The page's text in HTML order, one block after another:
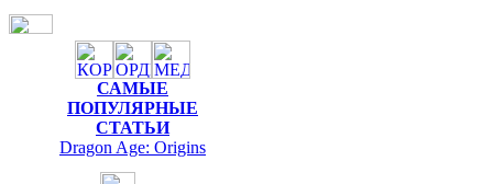
САМЫЕ
ПОПУЛЯРНЫЕ
СТАТЬИ
Dragon Age: Origins